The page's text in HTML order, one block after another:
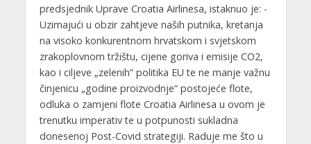
predsjednik Uprave Croatia Airlinesa, istaknuo je: -
Uzimajući u obzir zahtjeve naših putnika, kretanja
na visoko konkurentnom hrvatskom i svjetskom
zrakoplovnom tržištu, cijene goriva i emisije CO2,
kao i ciljeve „zelenih“ politika EU te ne manje važnu
činjenicu „godine proizvodnje“ postojeće flote,
odluka o zamjeni flote Croatia Airlinesa u ovom je
trenutku imperativ te u potpunosti sukladna
donesenoj Post-Covid strategiji. Raduje me što u